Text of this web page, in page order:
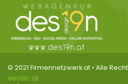
© 2021 Firmennetzwerk.at • Alle
des19n.at